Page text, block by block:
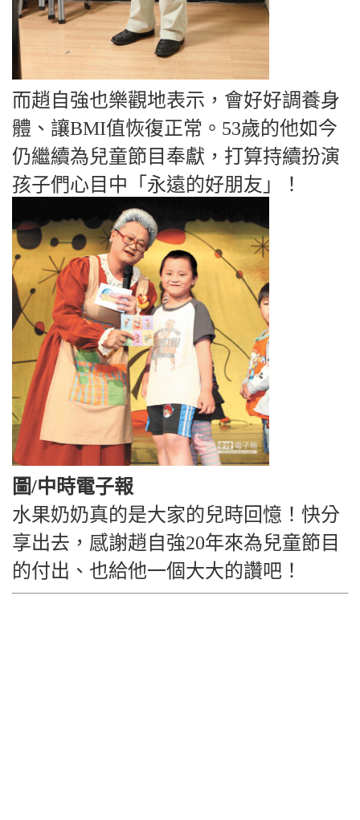
而趙自強也樂觀地表示，會好好調養身
體、讓BMI值恢復正常。53歲的他如今
仍繼續為兒童節目奉獻，打算持續扮演
孩子們心目中「永遠的好朋友」！
圖/中時電子報
水果奶奶真的是大家的兒時回憶！快分
享出去，感謝趙自強20年來為兒童節目
的付出、也給他一個大大的讚吧！